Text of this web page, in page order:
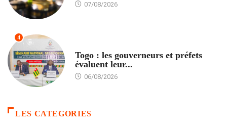
07/08/2026
4
Togo : les gouverneurs et préfets
évaluent leur...
06/08/2026
LES CATEGORIES